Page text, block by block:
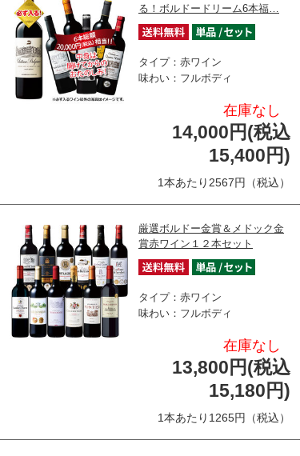
る！ボルドードリーム6本福…
タイプ：赤ワイン
味わい：フルボディ
在庫なし
14,000円(税込
15,400円)
1本あたり2567円（税込）
厳選ボルドー金賞＆メドック金
賞赤ワイン１２本セット
タイプ：赤ワイン
味わい：フルボディ
在庫なし
13,800円(税込
15,180円)
1本あたり1265円（税込）